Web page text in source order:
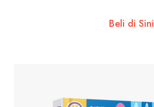
Beli di Sini